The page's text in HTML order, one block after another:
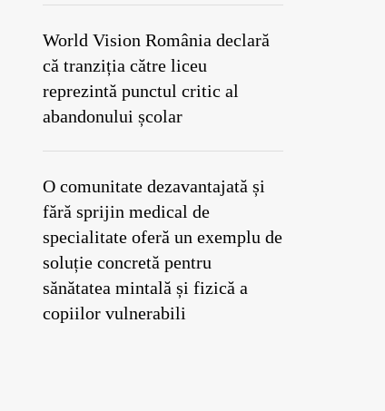
World Vision România declară
că tranziția către liceu
reprezintă punctul critic al
abandonului școlar
O comunitate dezavantajată și
fără sprijin medical de
specialitate oferă un exemplu de
soluție concretă pentru
sănătatea mintală și fizică a
copiilor vulnerabili